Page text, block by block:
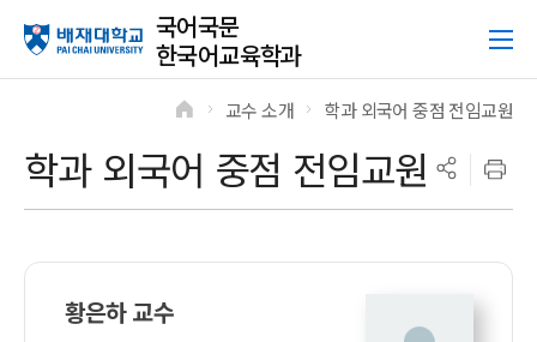
국어국문
한국어교육학과
학과 외국어 중점 전임교원
교수 소개 학과 외국어 중점 전임교원
황은하 교수